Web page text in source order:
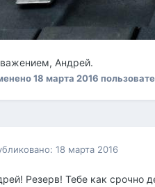
Андрей.
18 марта 2016
18 марта 2016
Резерв! Тебе как срочно